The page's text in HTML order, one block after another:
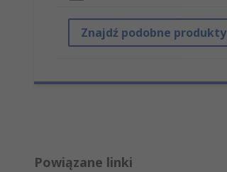
Znajdź podobne produkty
Powiązane linki